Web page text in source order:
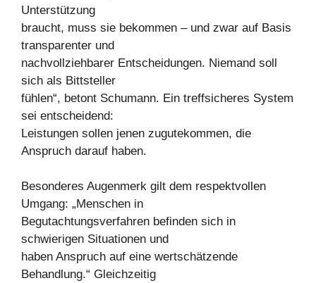
Unterstützung
braucht, muss sie bekommen – und zwar auf Basis
transparenter und
nachvollziehbarer Entscheidungen. Niemand soll
sich als Bittsteller
fühlen“, betont Schumann. Ein treffsicheres System
sei entscheidend:
Leistungen sollen jenen zugutekommen, die
Anspruch darauf haben.
Besonderes Augenmerk gilt dem respektvollen
Umgang: „Menschen in
Begutachtungsverfahren befinden sich in
schwierigen Situationen und
haben Anspruch auf eine wertschätzende
Behandlung.“ Gleichzeitig